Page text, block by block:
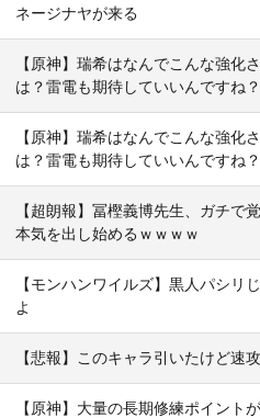
ネージナヤが来る
【原神】瑞希はなんでこんな強化
は？雷電も期待していいんですね？
【原神】瑞希はなんでこんな強化
は？雷電も期待していいんですね？
【超朗報】冨樫義博先生、ガチで
本気を出し始めるｗｗｗｗ
【モンハンワイルズ】黒人パシリ
よ
【悲報】このキャラ引いたけど速
【原神】大量の長期修練ポイント